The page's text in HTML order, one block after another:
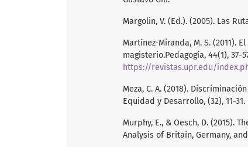
Margolin, V. (Ed.). (2005). Las
Martínez-Miranda, M. S. (2011).
magisterio.Pedagogía, 44(1),
https://revistas.upr.edu/
Meza, C. A. (2018).
Equidad y Desarrollo, (32), 11-31.
Murphy, E., & Oesch, D. (2015).
Analysis of Britain, Germany, and